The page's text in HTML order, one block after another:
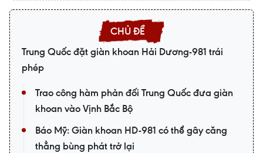
Trung Quốc đặt giàn khoan Hải Dương-981 trái
phép
Trao công hàm phản đối Trung Quốc đưa giàn
khoan vào Vịnh Bắc Bộ
Báo Mỹ: Giàn khoan HD-981 có thể gây căng
thẳng bùng phát trở lại